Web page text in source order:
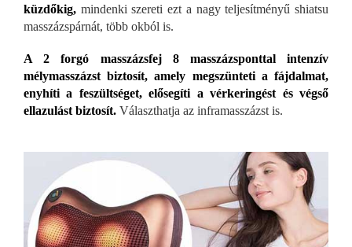
küzdőkig, mindenki szereti ezt a nagy teljesítményű shiatsu
masszázspárnát, több okból is.
A 2 forgó masszázsfej 8 masszázsponttal intenzív
mélymasszázst biztosít, amely megszünteti a fájdalmat,
enyhíti a feszültséget, elősegíti a vérkeringést és végső
ellazulást biztosít. Választhatja az inframasszázst is.